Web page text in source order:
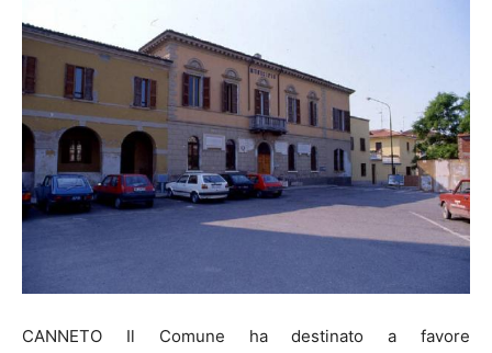
CANNETO Il Comune ha destinato a favore